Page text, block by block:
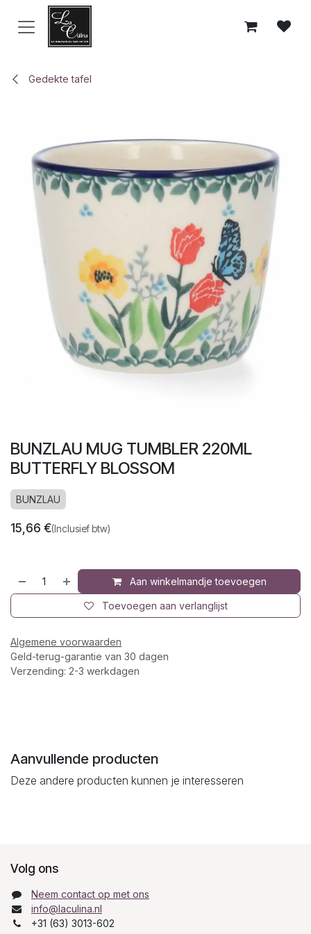
Overslaan naar inhoud
Gedekte tafel
BUNZLAU MUG TUMBLER 220ML
BUTTERFLY BLOSSOM
BUNZLAU
15,66 €(Inclusief btw)
Aan winkelmandje toevoegen
Toevoegen aan verlanglijst
Algemene voorwaarden
Geld-terug-garantie van 30 dagen
Verzending: 2-3 werkdagen
Aanvullende producten
Deze andere producten kunnen je interesseren
Volg ons
Neem contact op met ons
info@laculina.nl
+31 (63) 3013-602